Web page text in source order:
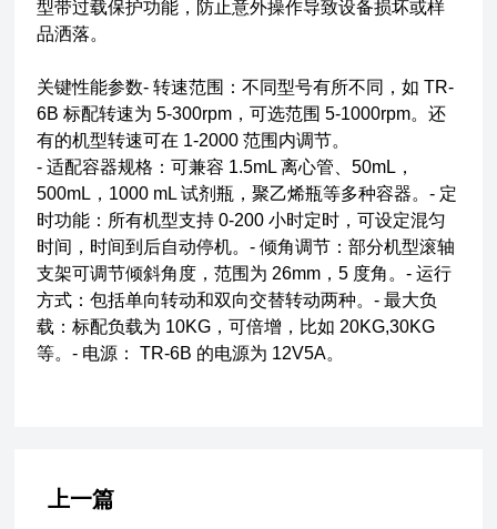
型带过载保护功能，防止意外操作导致设备损坏或样
品洒落。
关键性能参数- 转速范围：不同型号有所不同，如 TR-
6B 标配转速为 5-300rpm，可选范围 5-1000rpm。还
有的机型转速可在 1-2000 范围内调节。
- 适配容器规格：可兼容 1.5mL 离心管、50mL，
500mL，1000 mL 试剂瓶，聚乙烯瓶等多种容器。- 定
时功能：所有机型支持 0-200 小时定时，可设定混匀
时间，时间到后自动停机。- 倾角调节：部分机型滚轴
支架可调节倾斜角度，范围为 26mm，5 度角。- 运行
方式：包括单向转动和双向交替转动两种。- 最大负
载：标配负载为 10KG，可倍增，比如 20KG,30KG
等。- 电源： TR-6B 的电源为 12V5A。
上一篇